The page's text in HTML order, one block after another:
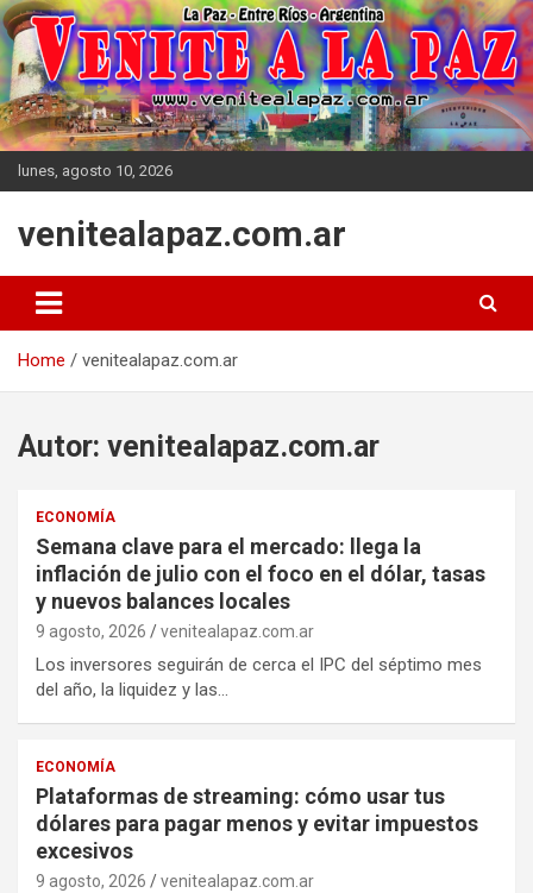
Skip
to
content
lunes, agosto 10, 2026
venitealapaz.com.ar
Home venitealapaz.com.ar
Autor: venitealapaz.com.ar
ECONOMÍA
Semana clave para el mercado: llega la
inflación de julio con el foco en el dólar, tasas
y nuevos balances locales
9 agosto, 2026 venitealapaz.com.ar
Los inversores seguirán de cerca el IPC del séptimo mes
del año, la liquidez y las…
ECONOMÍA
Plataformas de streaming: cómo usar tus
dólares para pagar menos y evitar impuestos
excesivos
9 agosto, 2026 venitealapaz.com.ar